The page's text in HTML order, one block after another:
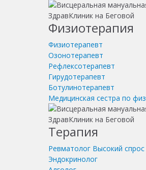
Физиотерапия
Физиотерапевт
Озонотерапевт
Рефлексотерапевт
Гирудотерапевт
Ботулинотерапевт
Медицинская сестра по
Терапия
Ревматолог Высокий спрос
Эндокринолог